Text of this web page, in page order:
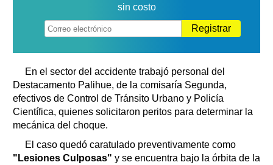
sin costo
Registrar
En el sector del accidente trabajó personal del
Destacamento Palihue, de la comisaría Segunda,
efectivos de Control de Tránsito Urbano y Policía
Científica, quienes solicitaron peritos para determinar la
mecánica del choque.
El caso quedó caratulado preventivamente como
"Lesiones Culposas" y se encuentra bajo la órbita de la